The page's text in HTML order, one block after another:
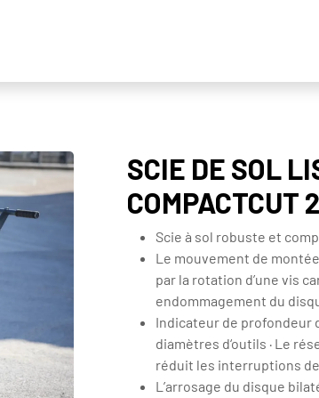
SCIE DE SOL
COMPACTCUT
Scie à sol robuste et
Le mouvement de
par la rotation d’une vis
endommagement du
Indicateur de profondeur
diamètres d‘outils · Le
réduit les interruptions
L’arrosage du disque